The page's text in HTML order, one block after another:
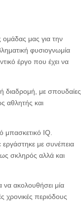
μας για την
φυσιογνωμία
έργο που έχει να
διαδρομή, με σπουδαίες
αθλητής και
μπασκετικό IQ.
με συνέπεια
σκληρός αλλά και
ακολουθήσει μία
χρονικές περιόδους